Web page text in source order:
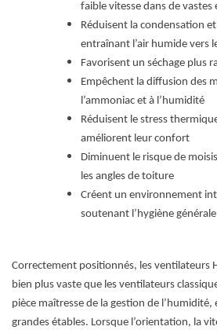
faible vitesse dans de vastes
Réduisent la condensation
entraînant l’air humide vers
Favorisent un séchage plus
Empêchent la diffusion des
l’ammoniac et à l’humidité
Réduisent le stress
améliorent leur confort
Diminuent le risque de
les angles de toiture
Créent un environnement
soutenant l’hygiène générale
Correctement positionnés, les ventilateurs
bien plus vaste que les ventilateurs
pièce maîtresse de la gestion de l’humidité,
grandes étables. Lorsque l’orientation, la